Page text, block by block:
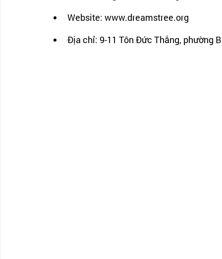
Website: www.dreamstree.org
Địa chỉ: 9-11 Tôn Đức Thắng, phường